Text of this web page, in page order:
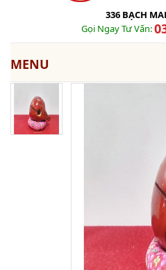
336 BẠCH
Gọi Ngay Tư Vấn:
MENU